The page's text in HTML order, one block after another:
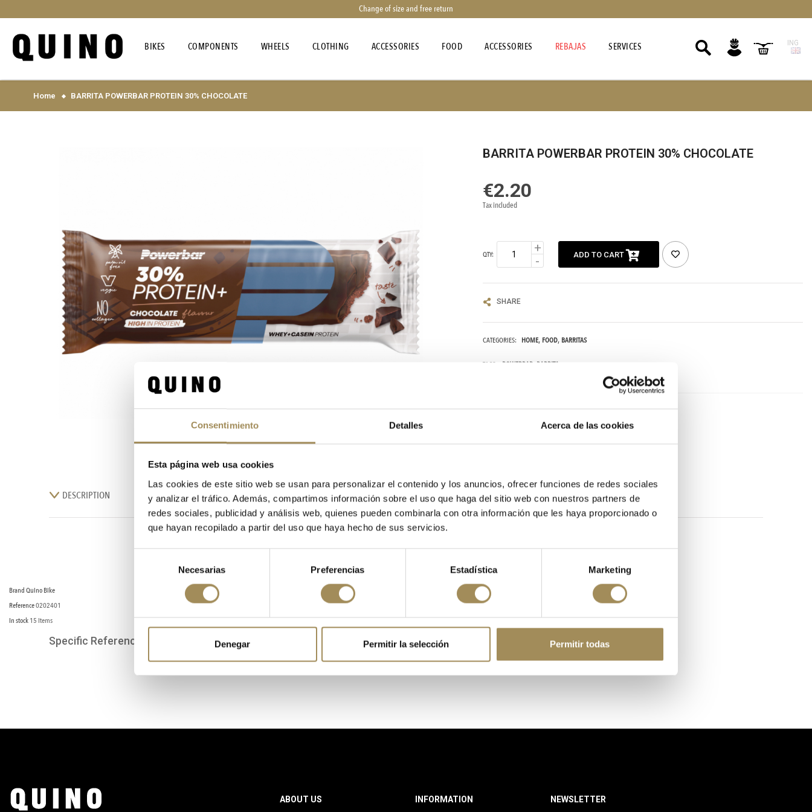
Consentimiento Detalles Acerca de las cookies
Esta página web usa cookies
Las cookies de este sitio web se usan para personalizar el contenido y los anuncios, ofrecer funciones de redes sociales
y analizar el tráfico. Además, compartimos información sobre el uso que haga del sitio web con nuestros partners de
redes sociales, publicidad y análisis web, quienes pueden combinarla con otra información que les haya proporcionado o
que hayan recopilado a partir del uso que haya hecho de sus servicios.
consentimiento
Necesarias Preferencias Estadística Marketing
Denegar Permitir la selección Permitir todas
Change of size and free return
BIKES COMPONENTS WHEELS CLOTHING ACCESSORIES FOOD ACCESSORIES REBAJAS SERVICES ING
Home BARRITA POWERBAR PROTEIN 30% CHOCOLATE
BARRITA POWERBAR PROTEIN 30% CHOCOLATE
€2.20
Tax included
QTY: ADD TO CART
SHARE
CATEGORIES: HOME FOOD BARRITAS
TAGS: POWERBAR BARRITA
DESCRIPTION
BrandQuino Bike
Reference0202401
In stock15 Items
Specific References
ABOUT US INFORMATION NEWSLETTER